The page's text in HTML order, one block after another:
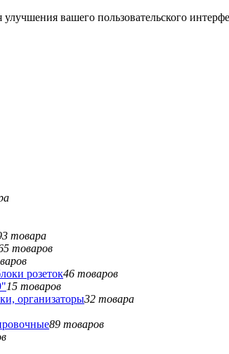
вашего пользовательского
товара
товаров
розеток46 товаров
15 товаров
организаторы32 товара
89 товаров